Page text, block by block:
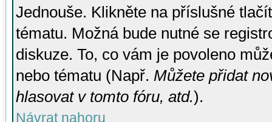
Jednouše. Klikněte na příslušné
tématu. Možná bude nutné se
diskuze. To, co vám je povoleno
nebo tématu (Např. Můžete přidat
hlasovat v tomto fóru, atd.).
Návrat nahoru